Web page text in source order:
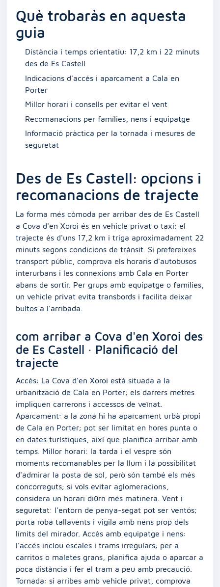
Què trobaràs en aquesta
guia
Distància i temps orientatiu: 17,2 km i 22 minuts
des de Es Castell
Indicacions d'accés i aparcament a Cala en
Porter
Millor horari i consells per evitar el vent
Recomanacions per famílies, nens i equipatge
Informació pràctica per la tornada i mesures de
seguretat
Des de Es Castell: opcions i
recomanacions de trajecte
La forma més còmoda per arribar des de Es Castell
a Cova d'en Xoroi és en vehicle privat o taxi; el
trajecte és d'uns 17,2 km i triga aproximadament 22
minuts segons condicions de trànsit. Si prefereixes
transport públic, comprova els horaris d'autobusos
interurbans i les connexions amb Cala en Porter
abans de sortir. Per grups amb equipatge o famílies,
un vehicle privat evita transbords i facilita deixar
bultos a l'arribada.
com arribar a Cova d'en Xoroi des
de Es Castell · Planificació del
trajecte
Accés: La Cova d'en Xoroi està situada a la
urbanització de Cala en Porter; els darrers metres
impliquen carrerons i accessos de veïnat.
Aparcament: a la zona hi ha aparcament urbà propi
de Cala en Porter; pot ser limitat en hores punta o
en dates turístiques, així que planifica arribar amb
temps. Millor horari: la tarda i el vespre són
moments recomanables per la llum i la possibilitat
d'admirar la posta de sol, però són també els més
concorreguts; si vols evitar aglomeracions,
considera un horari diürn més matinera. Vent i
seguretat: l'entorn de penya-segat pot ser ventós;
porta roba tallavents i vigila amb nens prop dels
límits del mirador. Accés amb equipatge i nens:
l'accés inclou escales i trams irregulars; per a
carritos o maletes grans, planifica ajuda o aparcar a
poca distància i fer el tram a peu amb precaució.
Tornada: si arribes amb vehicle privat, comprova